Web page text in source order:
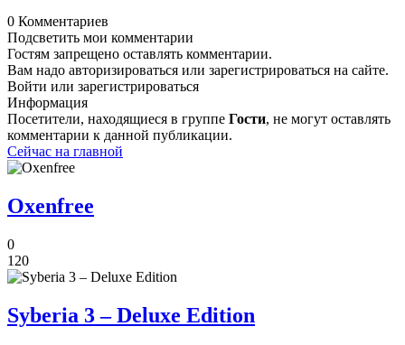
0 Комментариев
Подсветить мои комментарии
Гостям запрещено оставлять комментарии.
Вам надо авторизироваться или зарегистрироваться на сайте.
Войти или зарегистрироваться
Информация
Посетители, находящиеся в группе Гости, не могут оставлять
комментарии к данной публикации.
Сейчас на главной
Oxenfree
0
120
Syberia 3 – Deluxe Edition